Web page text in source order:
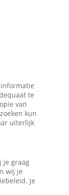
te
van
kun
uiterlijk
je graag
wij je
Je